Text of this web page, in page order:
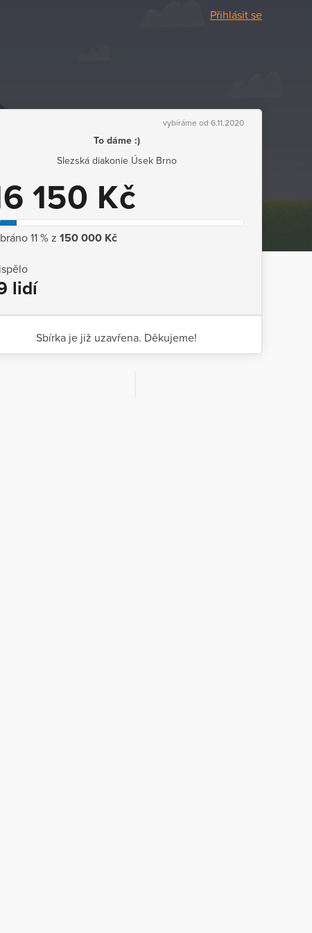
Přihlásit se
vybíráme od 6.11.2020
To dáme :)
Slezská diakonie Úsek Brno
150 Kč
11 % z 150 000 Kč
lidí
Sbírka je již uzavřena. Děkujeme!